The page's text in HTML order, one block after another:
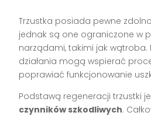
Trzustka posiada pewne
jednak są one ograniczone w
narządami, takimi jak
działania mogą wspierać
poprawiać funkcjonowanie
Podstawą regeneracji trzustki
czynników szkodliwych.